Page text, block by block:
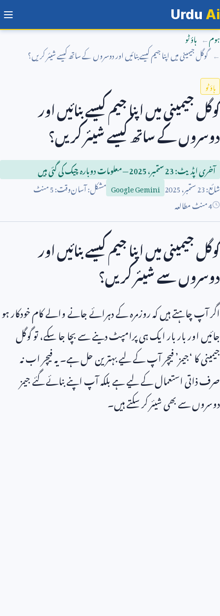
Urdu Ai
ہوم
ہاؤ ٹو
گوگل جیمینی میں اپنا جیم کیسے بنائیں اور دوسروں کے ساتھ کیسے شیئر کریں؟
ہاؤ ٹو
گوگل جیمینی میں اپنا جیم کیسے بنائیں اور
دوسروں کے ساتھ کیسے شیئر کریں؟
آخری اپڈیٹ:23ستمبر،2025— معلومات دوبارہ چیک کی گئی ہیں
شائع:23ستمبر،2025
Google Gemini مشکل: آسانوقت:5منٹ
4 منٹ مطالعہ
گوگل جیمینی میں اپنا جیم کیسے بنائیں اور
دوسروں سے شیئر کریں؟
اگر آپ چاہتے ہیں کہ روزمرہ کے دہرائے جانے والے کام خودکار ہو
جائیں اور بار بار ایک ہی پرامپٹ دینے سے بچا جا سکے، تو گوگل
جیمینی کا ‘جیمز’ فیچر آپ کے لیے بہترین حل ہے۔ یہ فیچر اب نہ
صرف ذاتی استعمال کے لیے ہے بلکہ آپ اپنے بنائے گئے جیمز
دوسروں سے بھی شیئر کر سکتے ہیں۔